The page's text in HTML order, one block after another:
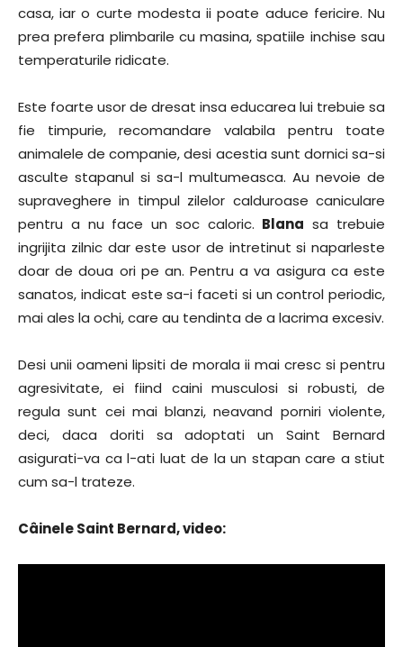
casa, iar o curte modesta ii poate aduce fericire. Nu
prea prefera plimbarile cu masina, spatiile inchise sau
temperaturile ridicate.
Este foarte usor de dresat insa educarea lui trebuie sa
fie timpurie, recomandare valabila pentru toate
animalele de companie, desi acestia sunt dornici sa-si
asculte stapanul si sa-l multumeasca. Au nevoie de
supraveghere in timpul zilelor calduroase caniculare
pentru a nu face un soc caloric. Blana sa trebuie
ingrijita zilnic dar este usor de intretinut si naparleste
doar de doua ori pe an. Pentru a va asigura ca este
sanatos, indicat este sa-i faceti si un control periodic,
mai ales la ochi, care au tendinta de a lacrima excesiv.
Desi unii oameni lipsiti de morala ii mai cresc si pentru
agresivitate, ei fiind caini musculosi si robusti, de
regula sunt cei mai blanzi, neavand porniri violente,
deci, daca doriti sa adoptati un Saint Bernard
asigurati-va ca l-ati luat de la un stapan care a stiut
cum sa-l trateze.
Câinele Saint Bernard, video: